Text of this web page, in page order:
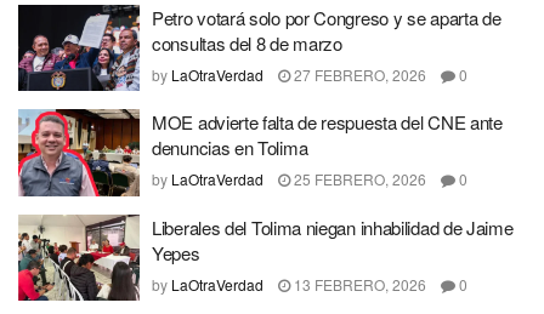
Petro votará solo por Congreso y se aparta de
consultas del 8 de marzo
by LaOtraVerdad 27 FEBRERO, 2026 0
MOE advierte falta de respuesta del CNE ante
denuncias en Tolima
by LaOtraVerdad 25 FEBRERO, 2026 0
Liberales del Tolima niegan inhabilidad de Jaime
Yepes
by LaOtraVerdad 13 FEBRERO, 2026 0